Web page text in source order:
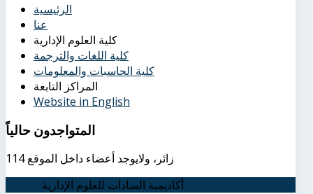
الرئيسية
عنا
كلية العلوم الإدارية
كلية اللغات والترجمة
كلية الحاسبات والمعلومات
المراكز التابعة
Website in English
المتواجدون حالياً
114 زائر، ولايوجد أعضاء داخل الموقع
أكاديمية السادات للعلوم الإدارية